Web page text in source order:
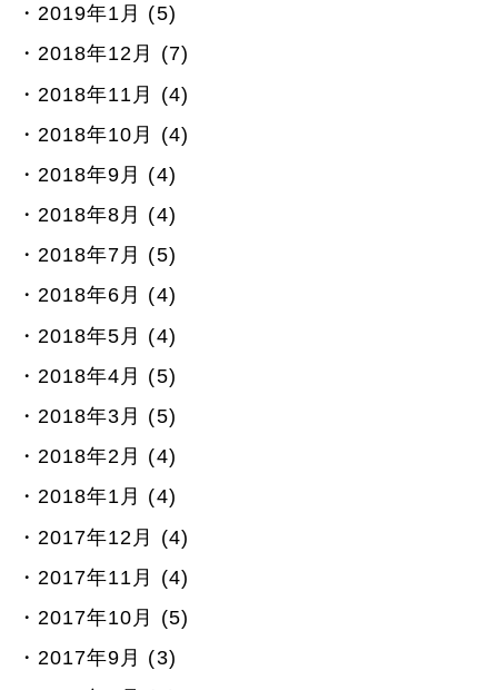
2019年1月 (5)
2018年12月 (7)
2018年11月 (4)
2018年10月 (4)
2018年9月 (4)
2018年8月 (4)
2018年7月 (5)
2018年6月 (4)
2018年5月 (4)
2018年4月 (5)
2018年3月 (5)
2018年2月 (4)
2018年1月 (4)
2017年12月 (4)
2017年11月 (4)
2017年10月 (5)
2017年9月 (3)